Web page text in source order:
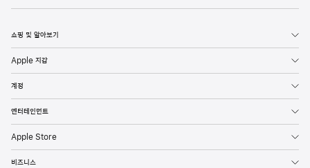
e
p
l쇼핑 및 알아보기
Apple 지갑
계정
엔터테인먼트
Apple Store
비즈니스